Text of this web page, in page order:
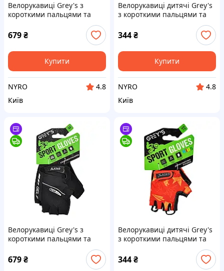
Велорукавиці Grey's з
короткими пальцями та
чорно-сірі L GR18133 cx.
679₴
Купити
NYRO
4.8
Київ
Велорукавиці дитячі Grey's
з короткими пальцями та
зелено-чорні (розмір 13-14)
GR18715 cx.
344₴
Купити
NYRO
4.8
Київ
Велорукавиці Grey's з
короткими пальцями та
гелевими вставками, чорні
М GR18112 cx.
679₴
Велорукавиці дитячі Grey's
з короткими пальцями та
червоно-чорні (розмір 7-8)
GR18732 cx.
344₴